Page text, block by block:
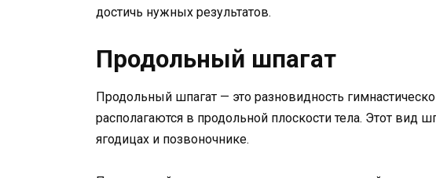
достичь нужных результатов.
Продольный шпагат
Продольный шпагат — это разновидность
располагаются в продольной плоскости тела. Этот вид
ягодицах и позвоночнике.